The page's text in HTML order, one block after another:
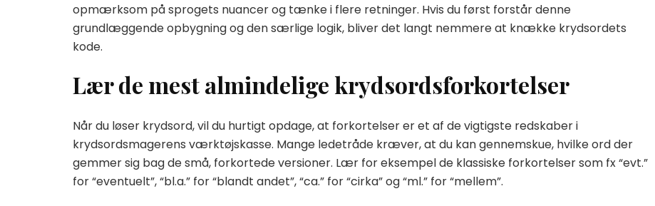
opmærksom på sprogets nuancer og tænke i flere retninger. Hvis du først forstår denne
grundlæggende opbygning og den særlige logik, bliver det langt nemmere at knække krydsordets
kode.
Lær de mest almindelige krydsordsforkortelser
Når du løser krydsord, vil du hurtigt opdage, at forkortelser er et af de vigtigste redskaber i
krydsordsmagerens værktøjskasse. Mange ledetråde kræver, at du kan gennemskue, hvilke ord der
gemmer sig bag de små, forkortede versioner. Lær for eksempel de klassiske forkortelser som fx “evt.”
for “eventuelt”, “bl.a.” for “blandt andet”, “ca.” for “cirka” og “ml.” for “mellem”.